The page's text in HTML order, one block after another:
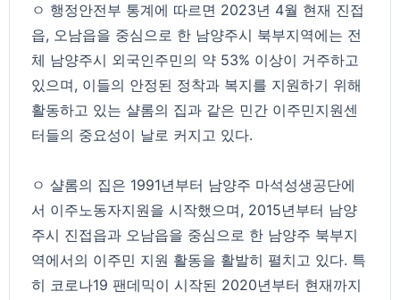
ㅇ 행정안전부 통계에 따르면 2023년 4월 현재 진접
읍, 오남읍을 중심으로 한 남양주시 북부지역에는 전
체 남양주시 외국인주민의 약 53% 이상이 거주하고
있으며, 이들의 안정된 정착과 복지를 지원하기 위해
활동하고 있는 샬롬의 집과 같은 민간 이주민지원센
터들의 중요성이 날로 커지고 있다.
ㅇ 샬롬의 집은 1991년부터 남양주 마석성생공단에
서 이주노동자지원을 시작했으며, 2015년부터 남양
주시 진접읍과 오남읍을 중심으로 한 남양주 북부지
역에서의 이주민 지원 활동을 활발히 펼치고 있다. 특
히 코로나19 팬데믹이 시작된 2020년부터 현재까지